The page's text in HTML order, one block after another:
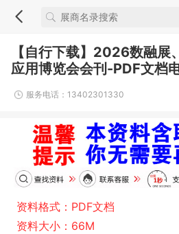
【自行下载】2026数融展
应用博览会会刊-PDF文档
服务电话：13402301330
资料格式：PDF文档
资料大小：66M